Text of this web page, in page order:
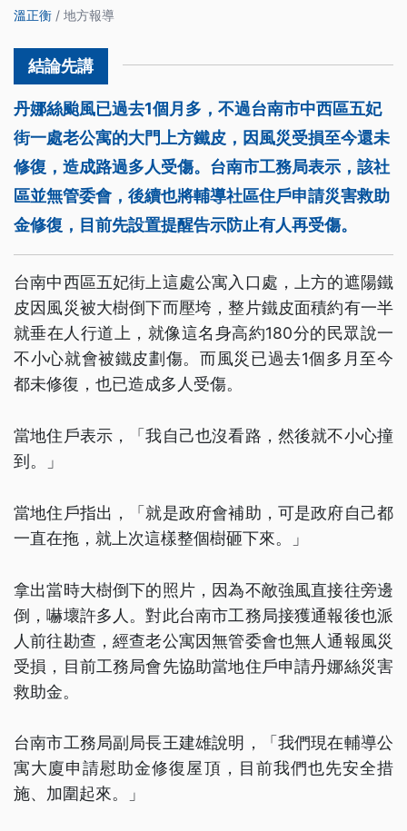
溫正衡 / 地方報導
丹娜絲颱風已過去1個月多，不過台南市中西區五妃
街一處老公寓的大門上方鐵皮，因風災受損至今還未
修復，造成路過多人受傷。台南市工務局表示，該社
區並無管委會，後續也將輔導社區住戶申請災害救助
金修復，目前先設置提醒告示防止有人再受傷。
台南中西區五妃街上這處公寓入口處，上方的遮陽鐵
皮因風災被大樹倒下而壓垮，整片鐵皮面積約有一半
就垂在人行道上，就像這名身高約180分的民眾說一
不小心就會被鐵皮劃傷。而風災已過去1個多月至今
都未修復，也已造成多人受傷。
當地住戶表示，「我自己也沒看路，然後就不小心撞
到。」
當地住戶指出，「就是政府會補助，可是政府自己都
一直在拖，就上次這樣整個樹砸下來。」
拿出當時大樹倒下的照片，因為不敵強風直接往旁邊
倒，嚇壞許多人。對此台南市工務局接獲通報後也派
人前往勘查，經查老公寓因無管委會也無人通報風災
受損，目前工務局會先協助當地住戶申請丹娜絲災害
救助金。
台南市工務局副局長王建雄說明，「我們現在輔導公
寓大廈申請慰助金修復屋頂，目前我們也先安全措
施、加圍起來。」